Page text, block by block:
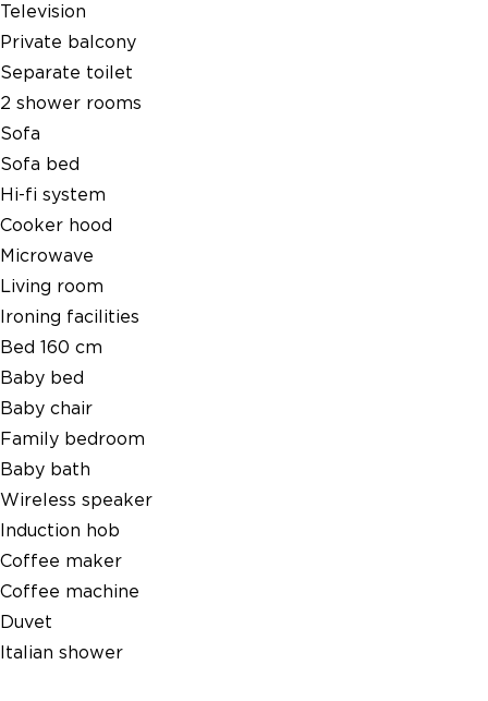
Television
Private balcony
Separate toilet
2 shower rooms
Sofa
Sofa bed
Hi-fi system
Cooker hood
Microwave
Living room
Ironing facilities
Bed 160 cm
Baby bed
Baby chair
Family bedroom
Baby bath
Wireless speaker
Induction hob
Coffee maker
Coffee machine
Duvet
Italian shower